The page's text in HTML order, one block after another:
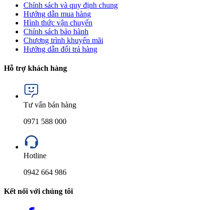
Chính sách và quy định chung
Hướng dẫn mua hàng
Hình thức vận chuyển
Chính sách bảo hành
Chương trình khuyến mãi
Hướng dẫn đổi trả hàng
Hỗ trợ khách hàng
Tư vấn bán hàng
0971 588 000
Hotline
0942 664 986
Kết nối với chúng tôi